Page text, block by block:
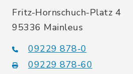
Fritz-Hornschuch-Platz 4
95336 Mainleus
09229 878-0
09229 878-60